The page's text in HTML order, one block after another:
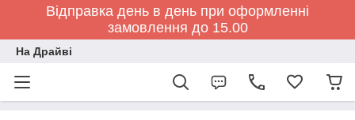
Відправка день в день при оформленні
замовлення до 15.00
На Драйві